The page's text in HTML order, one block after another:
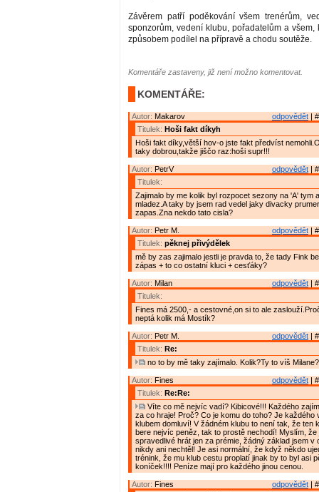
Závěrem patří poděkování všem trenérům,
sponzorům, vedení klubu, pořadatelům a všem,
způsobem podílel na přípravě a chodu soutěže.
Komentáře zastaveny, již není možno komentovat.
KOMENTÁŘE:
odpovědět |
Autor: Makarov
Titulek: Hoši fakt díkyh
Hoši fakt díky,větší hov-o jste fakt předvíst
taky dobrou,takže jiščo raz:hoši supr!!!
odpovědět |
Autor: PetrV
Titulek:
Zajimalo by me kolik byl rozpocet sezony na 'A' tym
mladez.A taky by jsem rad vedel jaky divacky
zapas.Zna nekdo tato cisla?
odpovědět |
Autor: Petr M.
Titulek: pěknej přivýdělek
mě by zas zajimalo jestli je pravda to, že tady Fink
zápas + to co ostatní kluci + cesťáky?
odpovědět |
Autor: Milan
Titulek:
Fines má 2500,- a cestovné,on si to ale
neptá kolik má Mostík?
odpovědět |
Autor: Petr M.
Titulek: Re:
no to by mě taky zajímalo. Kolik?Ty to víš Milane?
odpovědět |
Autor: Fines
Titulek: Re:Re:
Víte co mě nejvíc vadí? Kibicové!!! Každého
za co hraje! Proč? Co je komu do toho? Je každého
klubem domluví! V žádném klubu to není tak, že ten
bere nejvíc peněz, tak to prostě nechodí! Myslím, že
spravedlivé hrát jen za prémie, žádný základ jsem v
nikdy ani nechtěl! Je asi normální, že když někdo
trénink, že mu klub cestu proplatí jinak by to byl asi
koníček!!!! Peníze mají pro každého jinou cenou.
odpovědět |
Autor: Fines